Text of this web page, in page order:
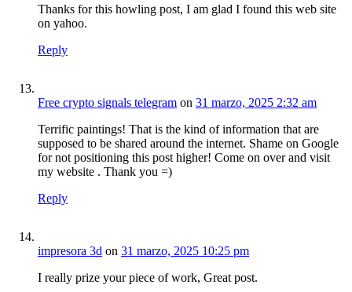
Thanks for this howling post, I am glad I found this web site
on yahoo.
Reply
Free crypto signals telegram on 31 marzo, 2025 2:32 am
Terrific paintings! That is the kind of information that are
supposed to be shared around the internet. Shame on Google
for not positioning this post higher! Come on over and visit
my website . Thank you =)
Reply
impresora 3d on 31 marzo, 2025 10:25 pm
I really prize your piece of work, Great post.